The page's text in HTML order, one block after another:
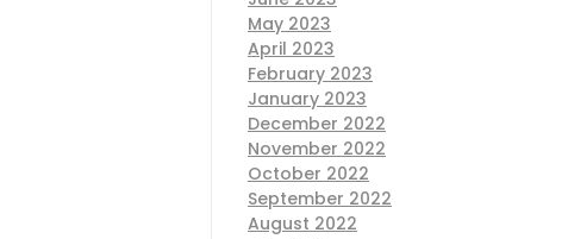
May 2023
April 2023
February 2023
January 2023
December 2022
November 2022
October 2022
September 2022
August 2022